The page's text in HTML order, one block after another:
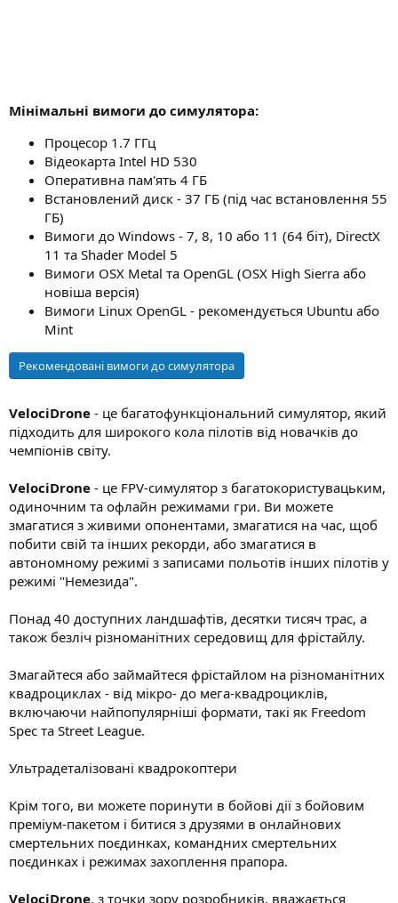
Мінімальні вимоги до симулятора:
Процесор 1.7 ГГц
Відеокарта Intel HD 530
Оперативна пам'ять 4 ГБ
Встановлений диск - 37 ГБ (під час встановлення 55
ГБ)
Вимоги до Windows - 7, 8, 10 або 11 (64 біт), DirectX
11 та Shader Model 5
Вимоги OSX Metal та OpenGL (OSX High Sierra або
новіша версія)
Вимоги Linux OpenGL - рекомендується Ubuntu або
Mint
Рекомендовані вимоги до симулятора
VelociDrone - це багатофункціональний симулятор, який
підходить для широкого кола пілотів від новачків до
чемпіонів світу.
VelociDrone - це FPV-симулятор з багатокористувацьким,
одиночним та офлайн режимами гри. Ви можете
змагатися з живими опонентами, змагатися на час, щоб
побити свій та інших рекорди, або змагатися в
автономному режимі з записами польотів інших пілотів у
режимі "Немезида".
Понад 40 доступних ландшафтів, десятки тисяч трас, а
також безліч різноманітних середовищ для фрістайлу.
Змагайтеся або займайтеся фрістайлом на різноманітних
квадроциклах - від мікро- до мега-квадроциклів,
включаючи найпопулярніші формати, такі як Freedom
Spec та Street League.
Ультрадеталізовані квадрокоптери
Крім того, ви можете поринути в бойові дії з бойовим
преміум-пакетом і битися з друзями в онлайнових
смертельних поєдинках, командних смертельних
поєдинках і режимах захоплення прапора.
VelociDrone, з точки зору розробників, вважається